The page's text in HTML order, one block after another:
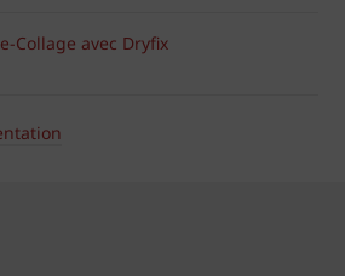
Collage avec Dryfix